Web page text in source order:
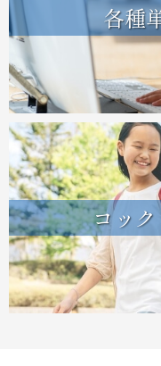
各種
コッ